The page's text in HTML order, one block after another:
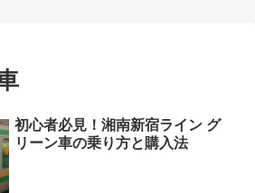
初心者必見！湘南新宿ライン グ
リーン車の乗り方と購入法